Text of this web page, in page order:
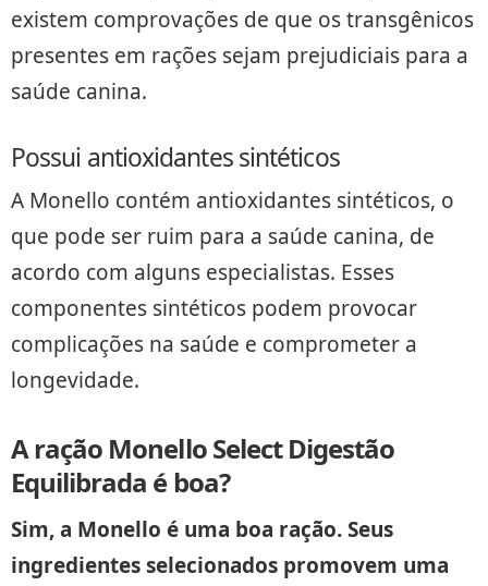
existem comprovações de que os transgênicos
presentes em rações sejam prejudiciais para a
saúde canina.
Possui antioxidantes sintéticos
A Monello contém antioxidantes sintéticos, o
que pode ser ruim para a saúde canina, de
acordo com alguns especialistas. Esses
componentes sintéticos podem provocar
complicações na saúde e comprometer a
longevidade.
A ração Monello Select Digestão
Equilibrada é boa?
Sim, a Monello é uma boa ração. Seus
ingredientes selecionados promovem uma